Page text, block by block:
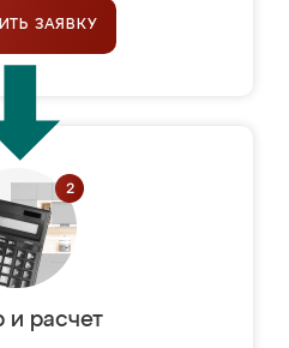
ЗАЯВКУ
и расчет